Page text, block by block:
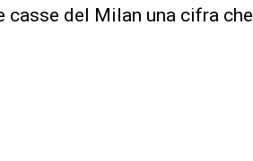
casse del Milan una cifra che